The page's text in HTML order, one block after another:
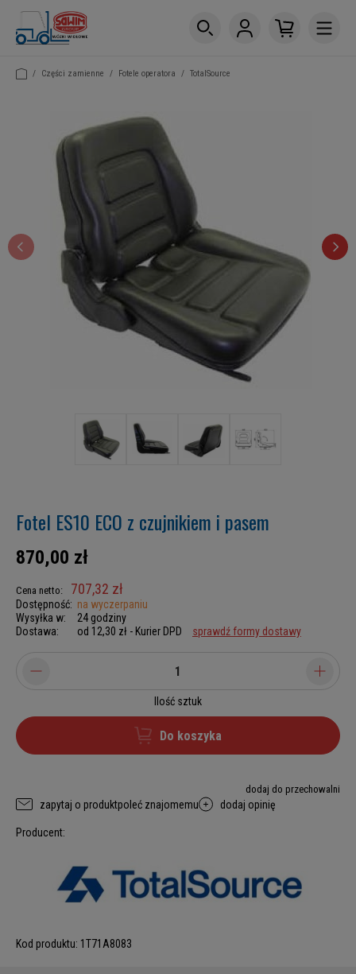
/ Części zamienne / Fotele operatora / TotalSource
Fotel ES10 ECO z czujnikiem i pasem
870,00 zł
Cena netto: 707,32 zł
Dostępność: na wyczerpaniu
Wysyłka w:
24 godziny
Dostawa:
od 12,30 zł - Kurier DPD sprawdź formy dostawy
Ilość sztuk
Do koszyka
dodaj do przechowalni
zapytaj o produktpoleć znajomemu dodaj opinię
Producent:
Kod produktu: 1T71A8083